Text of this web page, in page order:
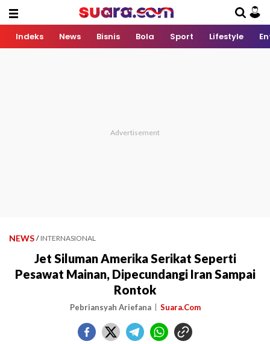
Indeks News Bisnis Bola Sport Lifestyle
NEWS / INTERNASIONAL
Jet Siluman Amerika Serikat Seperti
Pesawat Mainan, Dipecundangi Iran Sampai
Rontok
Pebriansyah Ariefana Suara.Com